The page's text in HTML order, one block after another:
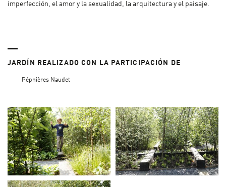
imperfección, el amor y la sexualidad, la arquitectura y el paisaje.
JARDÍN REALIZADO CON LA PARTICIPACIÓN DE
Pépnières Naudet